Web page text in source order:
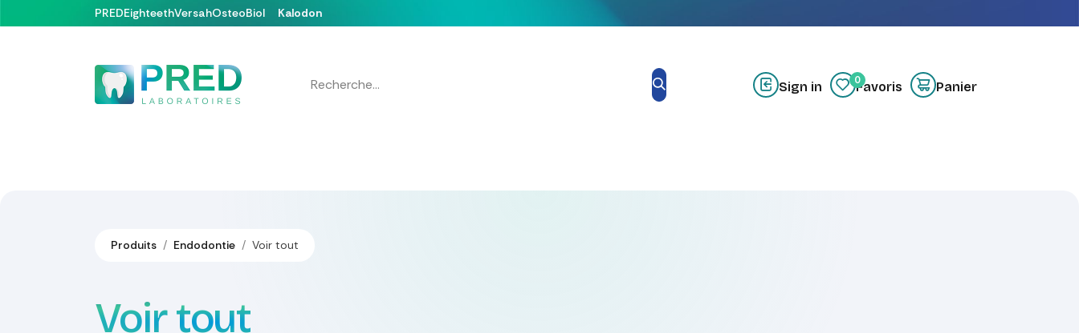
Se rendre au contenu
PREDEighteethVersahOsteoBiol Kalodon
Sign in 0
Favoris Panier
Produits Endodontie Voir tout
Voir tout